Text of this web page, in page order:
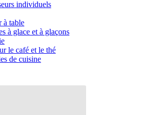
individuels
à table
à glace et à glaçons
le café et le thé
de cuisine